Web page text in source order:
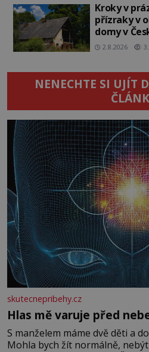
Kroky v
přízraky v
domy v
2.8.2026
NENECHTE SI UJÍT
skutecnepribehy.cz
Hlas mě varuje před
S manželem máme dvě děti a
Mohla bych žít normálně,